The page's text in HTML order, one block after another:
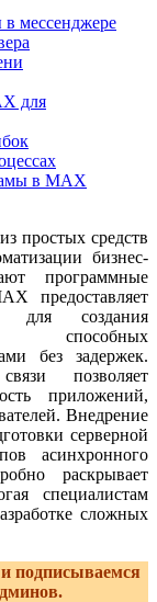
в мессенджере
для
в MAX
простых средств
бизнес-
программные
предоставляет
для создания
способных
без задержек.
позволяет
приложений,
Внедрение
серверной
асинхронного
раскрывает
специалистам
сложных
подписываемся